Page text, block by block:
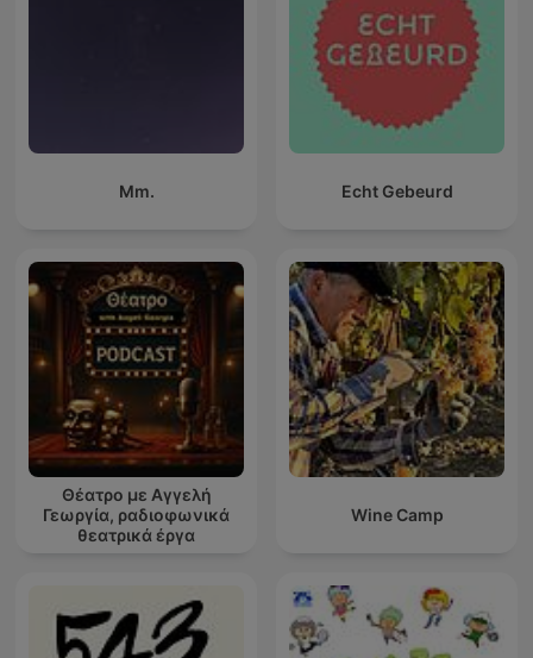
Mm. Echt Gebeurd
Θέατρο με Αγγελή
Γεωργία, ραδιοφωνικά
θεατρικά έργα
Wine Camp